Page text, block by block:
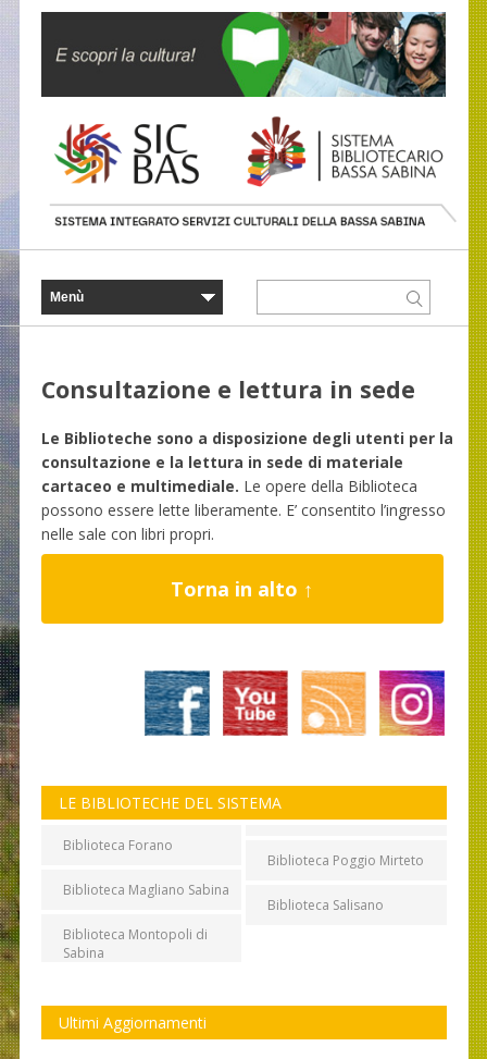
Consultazione e lettura in sede
Le Biblioteche sono a disposizione degli utenti per la
consultazione e la lettura in sede di materiale
cartaceo e multimediale. Le opere della Biblioteca
possono essere lette liberamente. E’ consentito l’ingresso
nelle sale con libri propri.
Torna in alto ↑
LE BIBLIOTECHE DEL SISTEMA
Biblioteca Forano
Biblioteca Magliano Sabina
Biblioteca Montopoli di
Sabina
Biblioteca Poggio Mirteto
Biblioteca Salisano
Ultimi Aggiornamenti